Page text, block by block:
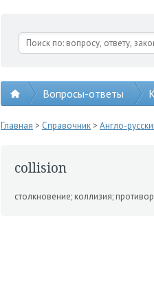
Вопросы-ответы
Главная > Справочник> Англо-
collision
столкновение; коллизия;